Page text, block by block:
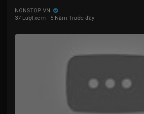
NONSTOP VN
37 Lượt xem · 5 Năm Trước đây